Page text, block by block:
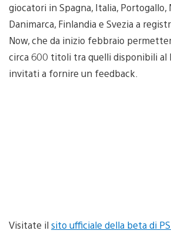
giocatori in Spagna, Italia, Portogallo,
Danimarca, Finlandia e Svezia a
Now, che da inizio febbraio
circa 600 titoli tra quelli disponibili al
invitati a fornire un feedback.
Visitate il sito ufficiale della beta di